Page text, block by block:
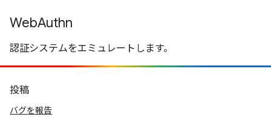
WebAuthn
認証システムをエミュレートします。
投稿
バグを報告